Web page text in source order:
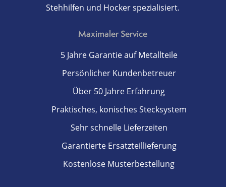
Stehhilfen und Hocker spezialisiert.
Maximaler Service
5 Jahre Garantie auf Metallteile
Persönlicher Kundenbetreuer
Über 50 Jahre Erfahrung
Praktisches, konisches Stecksystem
Sehr schnelle Lieferzeiten
Garantierte Ersatzteillieferung
Kostenlose Musterbestellung